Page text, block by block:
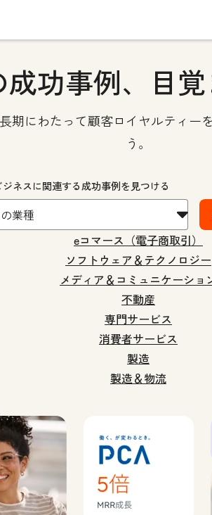
成功事例、目
期にわたって顧客ロイヤルティー
う。
ジネスに関連する成功事例を見つける
eコマース（電子商取引）
ソフトウェア＆テクノロジー
メディア＆コミュニケーショ
不動産
専門サービス
消費者サービス
製造
製造＆物流